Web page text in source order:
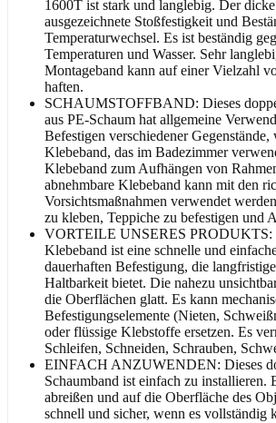
1600T ist stark und langlebig. Der
ausgezeichnete Stoßfestigkeit und
Temperaturwechsel. Es ist beständig
Temperaturen und Wasser. Sehr
Montageband kann auf einer Vielzahl
haften.
SCHAUMSTOFFBAND: Dieses
aus PE-Schaum hat allgemeine
Befestigen verschiedener Gegenstände,
Klebeband, das im Badezimmer
Klebeband zum Aufhängen von
abnehmbare Klebeband kann mit den
Vorsichtsmaßnahmen verwendet
zu kleben, Teppiche zu befestigen und
VORTEILE UNSERES PRODUKTS:
Klebeband ist eine schnelle und
dauerhaften Befestigung, die
Haltbarkeit bietet. Die nahezu
die Oberflächen glatt. Es kann
Befestigungselemente (Nieten,
oder flüssige Klebstoffe ersetzen. Es
Schleifen, Schneiden, Schrauben,
EINFACH ANZUWENDEN: Dieses
Schaumband ist einfach zu installieren.
abreißen und auf die Oberfläche des
schnell und sicher, wenn es vollständig